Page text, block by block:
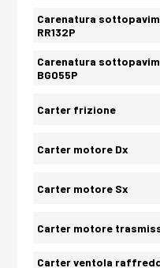
Carenatura
RR132P
Carenatura
BG055P
Carter frizione
Carter motore Dx
Carter motore Sx
Carter motore
Carter ventola